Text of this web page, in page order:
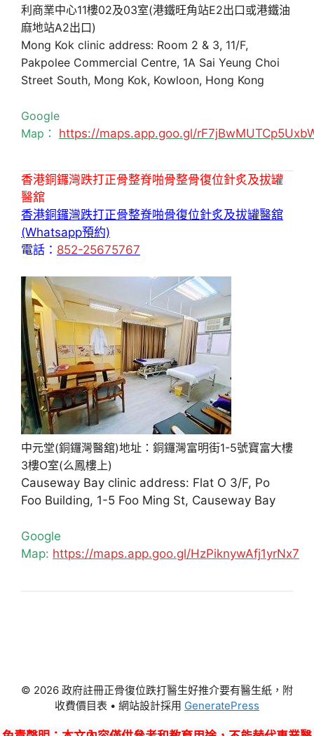
利商業中心11樓02及03室(港鐵旺角站E2出口或港鐵油
麻地站A2出口)
Mong Kok clinic address: Room 2 & 3, 11/F,
Pakpolee Commercial Centre, 1A Sai Yeung Choi
Street South, Mong Kok, Kowloon, Hong Kong
Google
Map： https://maps.app.goo.gl/
香港銅鑼灣跌打正骨整脊啪骨整骨復位針炙及拔罐
醫舘
香港銅鑼灣跌打正骨整脊啪骨復位針炙及拔罐醫舘
(Whatsapp預約)
電話： 852-25675767
中元堂(銅鑼灣醫舘)地址：銅鑼灣富明街1-5號寶富大樓
3樓O室(么鳳樓上)
Causeway Bay clinic address: Flat O 3/F, Po
Foo Building, 1-5 Foo Ming St, Causeway Bay
Google
Map: https://maps.app.goo.gl/HzPiknywAfj1yrNx7
© 2026 政府註冊正骨復位跌打醫生好推介要有醫生紙，附
收費價目表 • 網站設計採用 GeneratePress